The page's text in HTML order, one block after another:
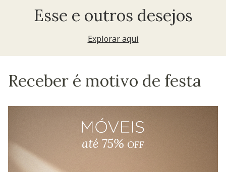
Esse e outros desejos
Explorar aqui
Receber é motivo de festa